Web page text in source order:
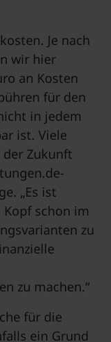
Je nach
wir hier
an Kosten
für den
in jedem
ist. Viele
der Zukunft
„Es ist
schon im
zu
zu machen.“
für die
ein Grund